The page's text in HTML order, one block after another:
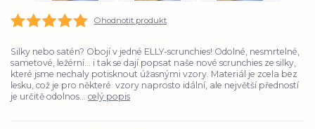
Ohodnotit produkt
Silky nebo satén? Obojí v jedné ELLY-scrunchies! Odolné, nesmrtelné,
sametové, ležérní... i tak se dají popsat naše nové scrunchies ze silky,
které jsme nechaly potisknout úžasnými vzory. Materiál je zcela bez
lesku, což je pro některé vzory naprosto idální, ale největší předností
je určitě odolnos... celý popis